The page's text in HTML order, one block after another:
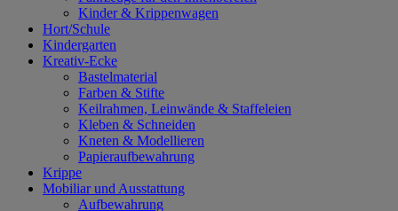
Kinder & Krippenwagen
Hort/Schule
Kindergarten
Kreativ-Ecke
Bastelmaterial
Farben & Stifte
Keilrahmen, Leinwände & Staffeleien
Kleben & Schneiden
Kneten & Modellieren
Papieraufbewahrung
Krippe
Mobiliar und Ausstattung
Aufbewahrung